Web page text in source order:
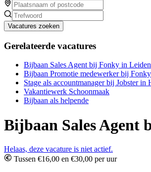
Vacatures zoeken
Gerelateerde vacatures
Bijbaan Sales Agent bij Fonky in Leiden
Bijbaan Promotie medewerker bij
Stage als accountmanager bij Jobster in
Vakantiewerk Schoonmaak
Bijbaan als helpende
Bijbaan Sales Agent
Helaas, deze vacature is niet actief.
Tussen €16,00 en €30,00 per uur